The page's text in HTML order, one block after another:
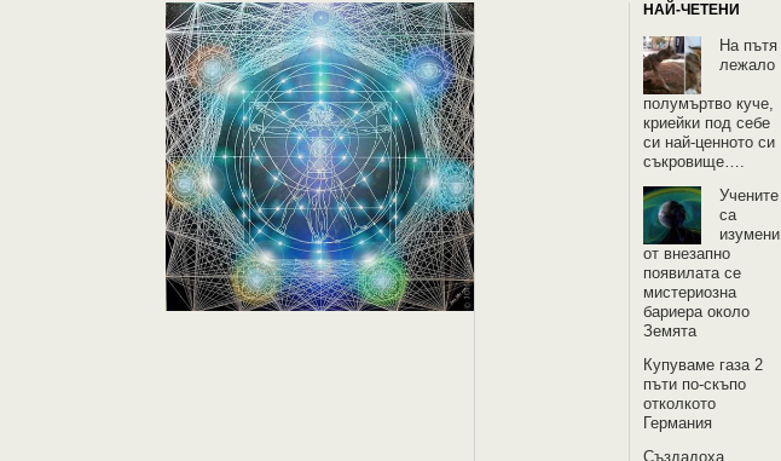
НАЙ-ЧЕТЕНИ
На пътя
лежало
полумъртво куче,
криейки под себе
си най-ценното си
съкровище….
Учените
са
изумени
от внезапно
появилата се
мистериозна
бариера около
Земята
Купуваме газа 2
пъти по-скъпо
отколкото
Германия
Създадоха